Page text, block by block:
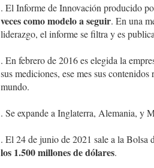
. El Informe de Innovación producido
veces como modelo a seguir. En una
liderazgo, el informe se filtra y es
. En febrero de 2016 es elegida la
sus mediciones, ese mes sus
mundo.
. Se expande a Inglaterra, Alemania, y
. El 24 de junio de 2021 sale a la Bolsa
los 1.500 millones de dólares.